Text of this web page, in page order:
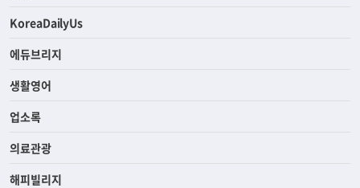
KoreaDailyUs
에듀브리지
생활영어
업소록
의료관광
해피빌리지